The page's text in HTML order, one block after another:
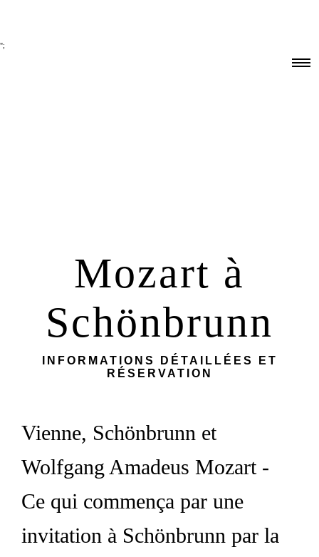
";
Mozart à
Schönbrunn
INFORMATIONS DÉTAILLÉES ET
RÉSERVATION
Vienne, Schönbrunn et
Wolfgang Amadeus Mozart -
Ce qui commença par une
invitation à Schönbrunn par la